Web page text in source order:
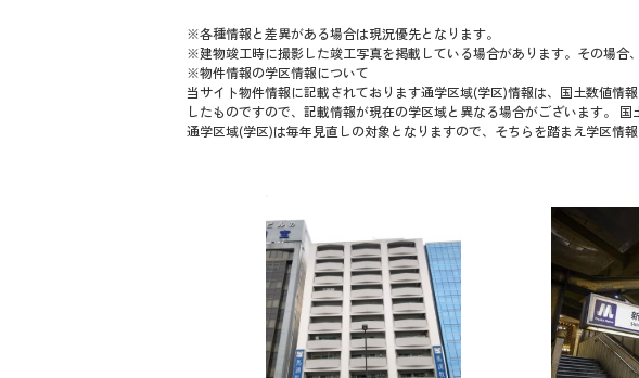
※各種情報と差異がある場合は現況優先となります。
※建物竣工時に撮影した竣工写真を掲載している場合があります。その場合
※物件情報の学区情報について
当サイト物件情報に記載されております通学区域(学区)情報は、国土数値情
したものですので、記載情報が現在の学区域と異なる場合がございます。
通学区域(学区)は毎年見直しの対象となりますので、そちらを踏まえ学区情